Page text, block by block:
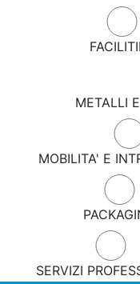
METALLI
MOBILITA' E
SERVIZI